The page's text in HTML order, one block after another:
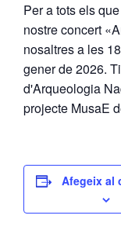
Per a tots els
nostre concert
nosaltres a les
gener de 2026.
d'Arqueologia
projecte MusaE
Afegeix al